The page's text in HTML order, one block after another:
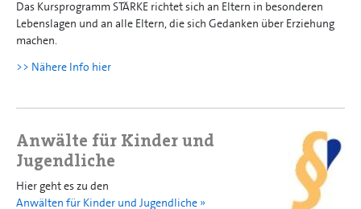
Das Kursprogramm STÄRKE richtet sich an Eltern in besonderen
Lebenslagen und an alle Eltern, die sich Gedanken über Erziehung
machen.
>> Nähere Info hier
Anwälte für Kinder und
Jugendliche
Hier geht es zu den
Anwälten für Kinder und Jugendliche »